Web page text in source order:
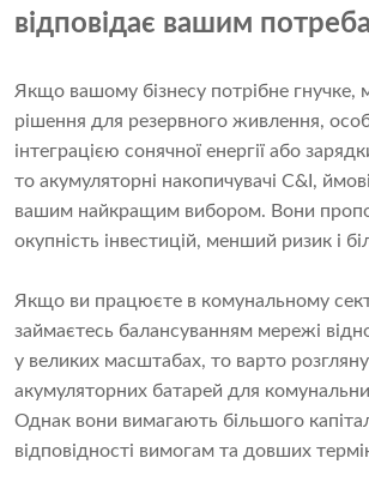
відповідає вашим
Якщо вашому бізнесу потрібне гнучке,
рішення для резервного живлення,
інтеграцією сонячної енергії або
то акумуляторні накопичувачі C&I,
вашим найкращим вибором. Вони
окупність інвестицій, менший ризик і
Якщо ви працюєте в комунальному
займаєтесь балансуванням мережі
у великих масштабах, то варто
акумуляторних батарей для
Однак вони вимагають більшого
відповідності вимогам та довших